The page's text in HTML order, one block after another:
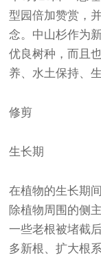
型园倍加赞赏，
念。中山杉作为
优良树种，而且
养、水土保持、
修剪
生长期
在植物的生长期
除植物周围的侧
一些老根被堵截
多新根、扩大根